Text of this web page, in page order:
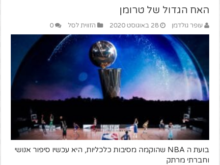
האח הגדול של טרומן
עופר גולדמן 28 באוגוסט 2020 הזווית לסל 0
בועת ה NBA שהוקמה מסיבות כלכליות, היא עכשיו סיפור אנושי
וחברתי מרתק